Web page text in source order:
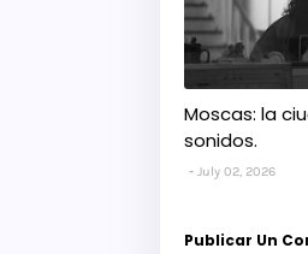
Moscas: la
sonidos.
July 02, 2026
Publicar Un